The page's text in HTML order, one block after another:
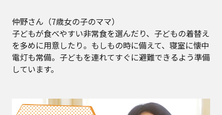
仲野さん（7歳女の子のママ）
子どもが食べやすい非常食を選んだり、子どもの着替え
を多めに用意したり。もしもの時に備えて、寝室に懐中
電灯も常備。子どもを連れてすぐに避難できるよう準備
しています。